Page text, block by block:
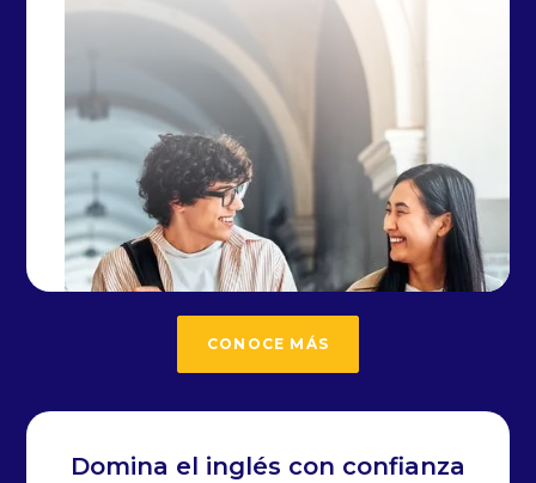
CONOCE MÁS
Domina el inglés con confianza